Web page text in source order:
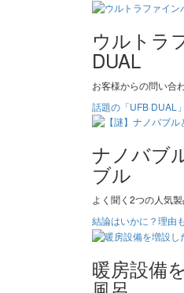
ウルトラ
DUAL
お客様からの問い合
話題の「UFB DUAL
ナノバブ
ブル
よく聞く2つの人気
結論はいかに？理由
暖房設備